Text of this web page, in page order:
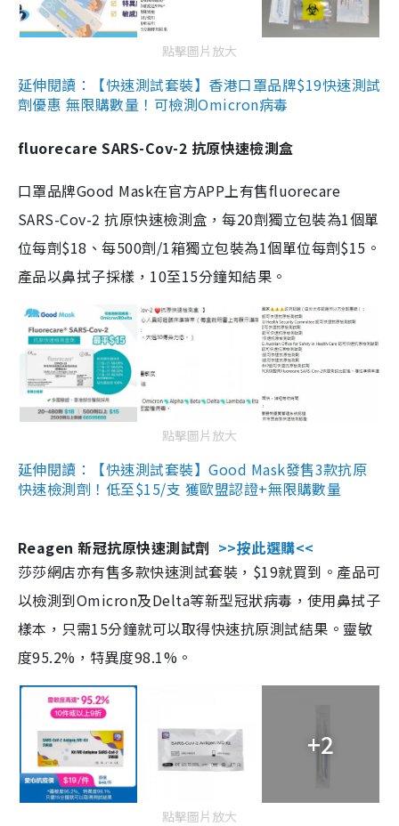
點擊圖片放大
延伸閱讀：【快速測試套裝】香港口罩品牌$19快速測試
劑優惠 無限購數量！可檢測Omicron病毒
fluorecare SARS-Cov-2 抗原快速檢測盒
口罩品牌Good Mask在官方APP上有售fluorecare
SARS-Cov-2 抗原快速檢測盒，每20劑獨立包裝為1個單
位每劑$18、每500劑/1箱獨立包裝為1個單位每劑$15。
產品以鼻拭子採樣，10至15分鐘知結果。
點擊圖片放大
延伸閱讀：【快速測試套裝】Good Mask發售3款抗原
快速檢測劑！低至$15/支 獲歐盟認證+無限購數量
Reagen 新冠抗原快速測試劑 >>按此選購<<
莎莎網店亦有售多款快速測試套裝，$19就買到。產品可
以檢測到Omicron及Delta等新型冠狀病毒，使用鼻拭子
樣本，只需15分鐘就可以取得快速抗原測試結果。靈敏
度95.2%，特異度98.1%。
+2
點擊圖片放大